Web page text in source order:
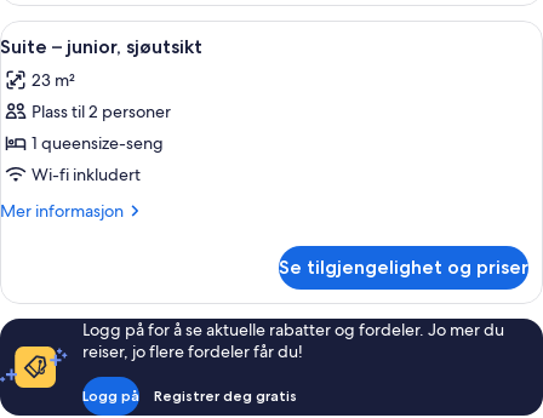
Åpne
alle
bildene
av
Suite
–
junior,
Suite – junior, sjøutsikt | Minibar,
3
Suite – junior, sjøutsikt
23 m²
Plass til 2 personer
1 queensize-seng
Wi-fi inkludert
Mer informasjon
Mer
–
junior,
sjøutsikt
Se tilgjengelighet og priser
Logg på for å se aktuelle rabatter og fordeler. Jo mer du
reiser, jo flere fordeler får du!
Logg på Registrer deg gratis